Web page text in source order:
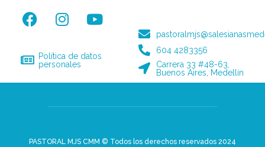
Política de datos
personales
604 4283356
Carrera 33 #48-63,
Buenos Aires, Medellín
PASTORAL MJS CMM © Todos los derechos reservados 2024